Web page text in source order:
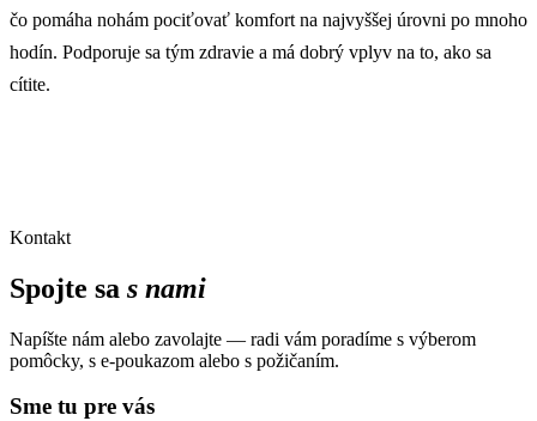
čo pomáha nohám pociťovať komfort na najvyššej úrovni po mnoho
hodín. Podporuje sa tým zdravie a má dobrý vplyv na to, ako sa
cítite.
Kontakt
Spojte sa s nami
Napíšte nám alebo zavolajte — radi vám poradíme s výberom
pomôcky, s e-poukazom alebo s požičaním.
Sme tu pre vás